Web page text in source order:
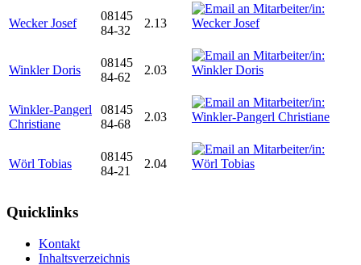
Wecker Josef
08145
84-32
2.13
Winkler Doris
08145
84-62
2.03
Winkler-Pangerl
Christiane
08145
84-68
2.03
Wörl Tobias
08145
84-21
2.04
Quicklinks
Kontakt
Inhaltsverzeichnis